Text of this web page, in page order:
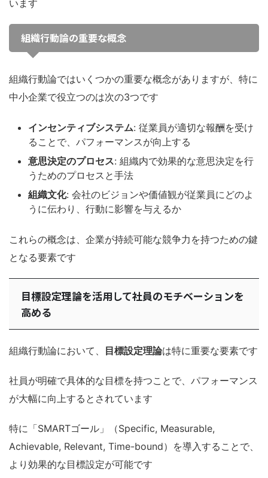
います
組織行動論の重要な概念
組織行動論ではいくつかの重要な概念がありますが、特に
中小企業で役立つのは次の3つです
インセンティブシステム: 従業員が適切な報酬を受け
ることで、パフォーマンスが向上する
意思決定のプロセス: 組織内で効果的な意思決定を行
うためのプロセスと手法
組織文化: 会社のビジョンや価値観が従業員にどのよ
うに伝わり、行動に影響を与えるか
これらの概念は、企業が持続可能な競争力を持つための鍵
となる要素です
目標設定理論を活用して社員のモチベーションを
高める
組織行動論において、 目標設定理論は特に重要な要素です
社員が明確で具体的な目標を持つことで、パフォーマンス
が大幅に向上するとされています
特に「SMARTゴール」（Specific, Measurable,
Achievable, Relevant, Time-bound）を導入することで、
より効果的な目標設定が可能です